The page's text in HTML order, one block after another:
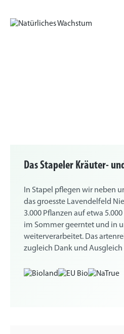
Das Stapeler Kräuter-
In Stapel pflegen wir neben
das groesste Lavendelfeld
3.000 Pflanzen auf etwa
im Sommer geerntet und in
weiterverarbeitet. Das
zugleich Dank und